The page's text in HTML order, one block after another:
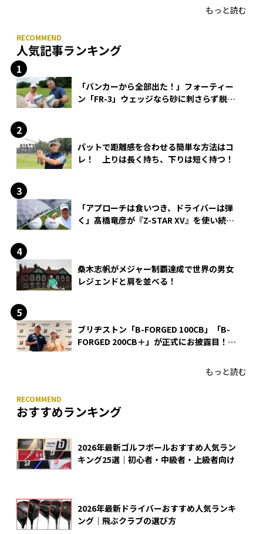
もっと読む
人気記事ランキング
「バンカーから全部出た！」フォーティー
ン「FR-3」ウェッジなら砂に刺さらず脱出
パットで距離感を合わせる簡単な方法はコ
レ！ 上りは長く持ち、下りは短く持つ！
「アプローチは食いつき、ドライバーは弾
く」髙橋竜彦が『Z-STAR XV』を使い続け
桑木志帆がメジャー制覇達成で世界の男女
レジェンドと肩を並べる！
ブリヂストン「B-FORGED 100CB」「B-
FORGED 200CB＋」が正式にお披露目！
もっと読む
おすすめランキング
2026年最新ゴルフボールおすすめ人気ラン
キング25選｜初心者・中級者・上級者向け
2026年最新ドライバーおすすめ人気ランキ
ング｜飛ぶクラブの選び方